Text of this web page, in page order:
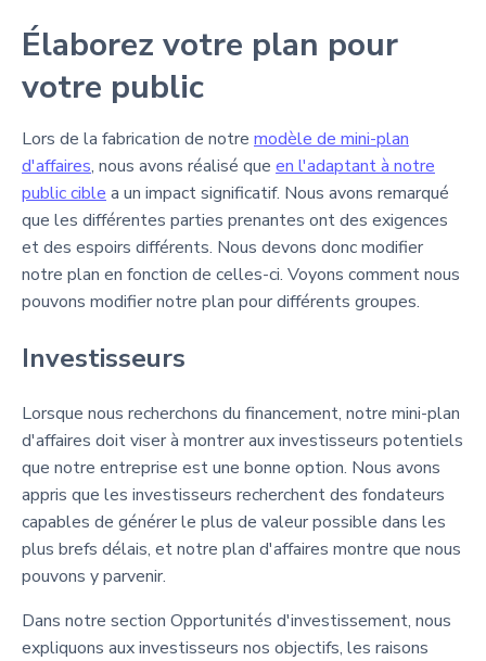
Élaborez votre plan pour
votre public
Lors de la fabrication de notre modèle de mini-plan
d'affaires, nous avons réalisé que en l'adaptant à notre
public cible a un impact significatif. Nous avons remarqué
que les différentes parties prenantes ont des exigences
et des espoirs différents. Nous devons donc modifier
notre plan en fonction de celles-ci. Voyons comment nous
pouvons modifier notre plan pour différents groupes.
Investisseurs
Lorsque nous recherchons du financement, notre mini-plan
d'affaires doit viser à montrer aux investisseurs potentiels
que notre entreprise est une bonne option. Nous avons
appris que les investisseurs recherchent des fondateurs
capables de générer le plus de valeur possible dans les
plus brefs délais, et notre plan d'affaires montre que nous
pouvons y parvenir.
Dans notre section Opportunités d'investissement, nous
expliquons aux investisseurs nos objectifs, les raisons